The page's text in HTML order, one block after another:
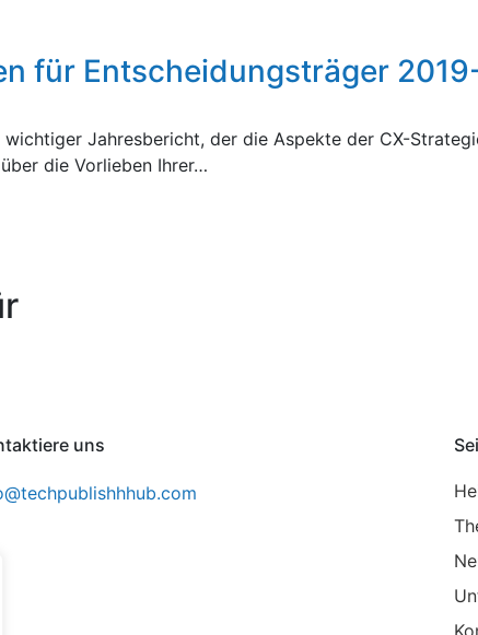
für Entscheidungsträger
Jahresbericht, der die Aspekte der CX-
die Vorlieben Ihrer…
uns